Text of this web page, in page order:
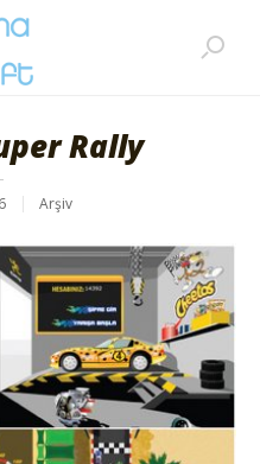
Rally
Arşiv